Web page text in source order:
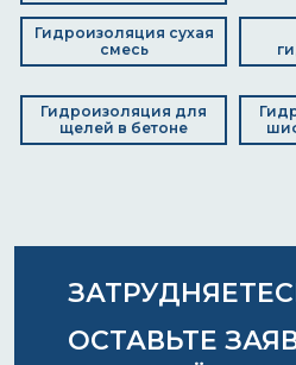
Гидроизоляция сухая
смесь
Гидроизоляция для
щелей в бетоне
ОСТАВЬТЕ